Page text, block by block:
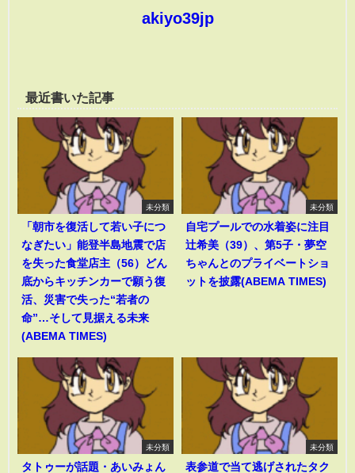
akiyo39jp
最近書いた記事
未分類
「朝市を復活して若い子につ
なぎたい」能登半島地震で店
を失った食堂店主（56）どん
底からキッチンカーで願う復
活、災害で失った“若者の
命”…そして見据える未来
(ABEMA TIMES)
未分類
自宅プールでの水着姿に注目
辻希美（39）、第5子・夢空
ちゃんとのプライベートショ
ットを披露(ABEMA TIMES)
未分類
タトゥーが話題・あいみょん
未分類
表参道で当て逃げされたタク